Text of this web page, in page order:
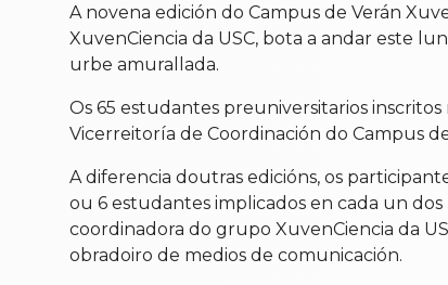
A novena edición do Campus de Verán
XuvenCiencia da USC, bota a andar este
urbe amurallada.
Os 65 estudantes preuniversitarios
Vicerreitoría de Coordinación do Campus
A diferencia doutras edicións, os
ou 6 estudantes implicados en cada un
coordinadora do grupo XuvenCiencia da
obradoiro de medios de comunicación.